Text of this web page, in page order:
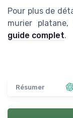
Pour plus de
murier
guide complet.
Résumer